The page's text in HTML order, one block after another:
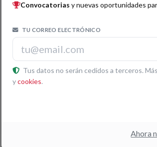
Convocatorias y nuevas oportunidades
TU CORREO ELECTRÓNICO
Tus datos no serán cedidos a terceros.
ycookies.
Ahora